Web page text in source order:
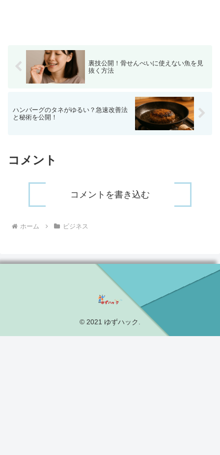
裏技公開！骨せんべいに使えない魚を見
抜く方法
ハンバーグのタネがゆるい？急速改善法
と秘術を公開！
コメント
コメントを書き込む
ホーム ビジネス
© 2021 ゆずハック.